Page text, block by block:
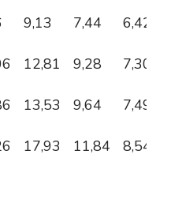
9,13 7,44 6,42
12,81 9,28 7,30
13,53 9,64 7,49
17,93 11,84 8,54